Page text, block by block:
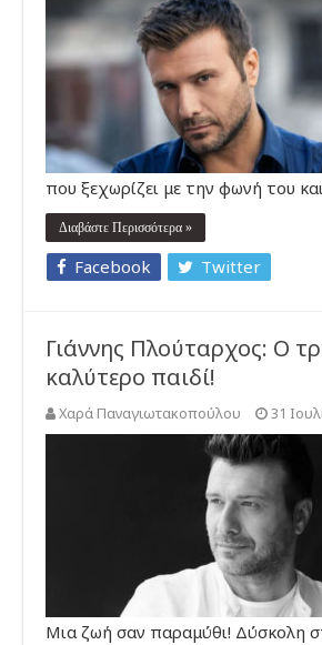
που ξεχωρίζει με την φωνή του
Διαβάστε Περισσότερα »
Facebook Twitter
Γιάννης Πλούταρχος: Ο
καλύτερο παιδί!
Χαρά Παναγιωτακοπούλου 31
Μια ζωή σαν παραμύθι! Δύσκολη